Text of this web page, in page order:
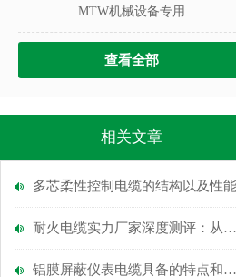
MTW机械设备专用
查看全部
相关文章
多芯柔性控制电缆的​结构以及​性能
耐火电缆实力厂家深度测评：从原材料到耐火性能，6大指标选型指引
铝膜屏蔽仪表电缆具备的特点和使用注意点